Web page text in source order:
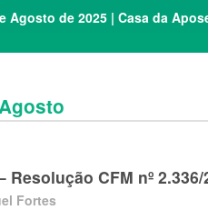
Agosto de 2025 | Casa da
CFM nº 2.336/
Fortes